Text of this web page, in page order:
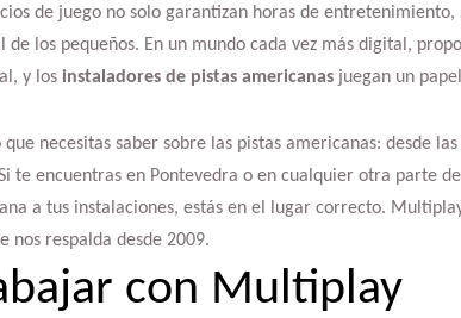
de juego no solo garantizan horas de
los pequeños. En un mundo cada vez más digital,
y los instaladores de pistas americanasjuegan un
necesitas saber sobre las pistas americanas: desde
te encuentras en Pontevedra o en cualquier otra parte de
a tus instalaciones, estás en el lugar correcto.
nos respalda desde 2009.
con Multiplay